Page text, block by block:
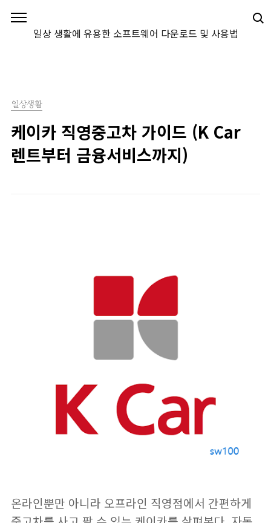
일상 생활에 유용한 소프트웨어 다운로드 및 사용법
일상생활
케이카 직영중고차 가이드 (K Car
렌트부터 금융서비스까지)
온라인뿐만 아니라 오프라인 직영점에서 간편하게